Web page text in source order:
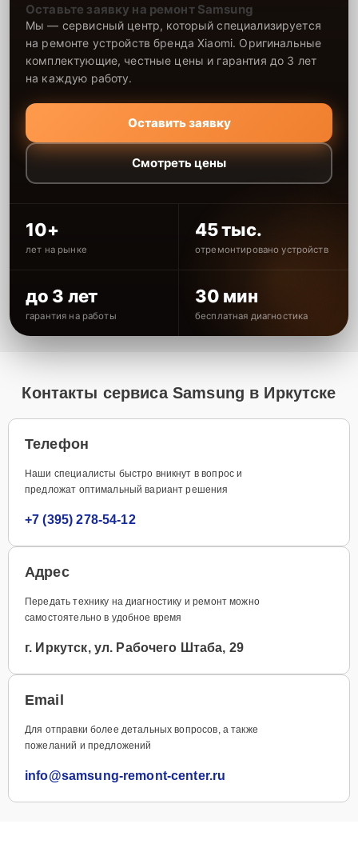
Оставьте заявку на ремонт Samsung
Мы — сервисный центр, который специализируется
на ремонте устройств бренда Xiaomi. Оригинальные
комплектующие, честные цены и гарантия до 3 лет
на каждую работу.
Оставить заявку
Смотреть цены
10+
лет на рынке
45 тыс.
отремонтировано устройств
до 3 лет
гарантия на работы
30 мин
бесплатная диагностика
Контакты сервиса Samsung в Иркутске
Телефон
Наши специалисты быстро вникнут в вопрос и
предложат оптимальный вариант решения
+7 (395) 278-54-12
Адрес
Передать технику на диагностику и ремонт можно
самостоятельно в удобное время
г. Иркутск, ул. Рабочего Штаба, 29
Email
Для отправки более детальных вопросов, а также
пожеланий и предложений
info@samsung-remont-center.ru